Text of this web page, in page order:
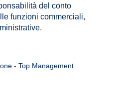
del conto
funzioni commerciali,
- Top Management